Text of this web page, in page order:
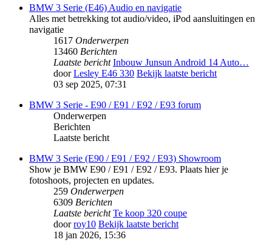
BMW 3 Serie (E46) Audio en navigatie
Alles met betrekking tot audio/video, iPod aansluitingen en
navigatie
1617 Onderwerpen
13460 Berichten
Laatste bericht Inbouw Junsun Android 14 Auto…
doorLesley E46 330 Bekijk laatste bericht
03 sep 2025, 07:31
BMW 3 Serie - E90 / E91 / E92 / E93 forum
Onderwerpen
Berichten
Laatste bericht
BMW 3 Serie (E90 / E91 / E92 / E93) Showroom
Show je BMW E90 / E91 / E92 / E93. Plaats hier je
fotoshoots, projecten en updates.
259 Onderwerpen
6309 Berichten
Laatste bericht Te koop 320 coupe
doorroy10 Bekijk laatste bericht
18 jan 2026, 15:36